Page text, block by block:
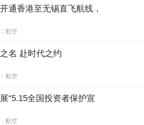
通香港至无锡直飞航线，
航空
名 赴时代之约
航空
“5.15全国投资者保护宣
航空